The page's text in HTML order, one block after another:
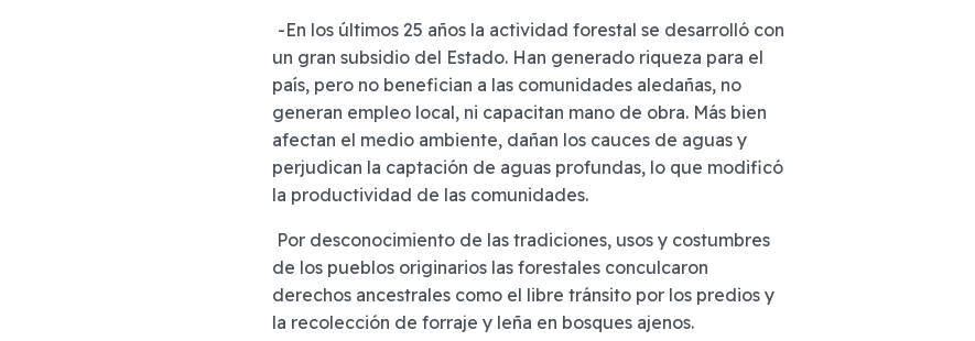
-En los últimos 25 años la actividad forestal se desarrolló con
un gran subsidio del Estado. Han generado riqueza para el
país, pero no benefician a las comunidades aledañas, no
generan empleo local, ni capacitan mano de obra. Más bien
afectan el medio ambiente, dañan los cauces de aguas y
perjudican la captación de aguas profundas, lo que modificó
la productividad de las comunidades.
Por desconocimiento de las tradiciones, usos y costumbres
de los pueblos originarios las forestales conculcaron
derechos ancestrales como el libre tránsito por los predios y
la recolección de forraje y leña en bosques ajenos.